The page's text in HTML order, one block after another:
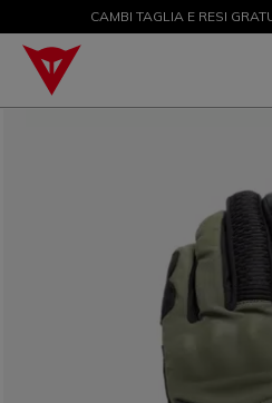
SALDI FINO AL 50% -
CAMBI TAGLIA E RESI